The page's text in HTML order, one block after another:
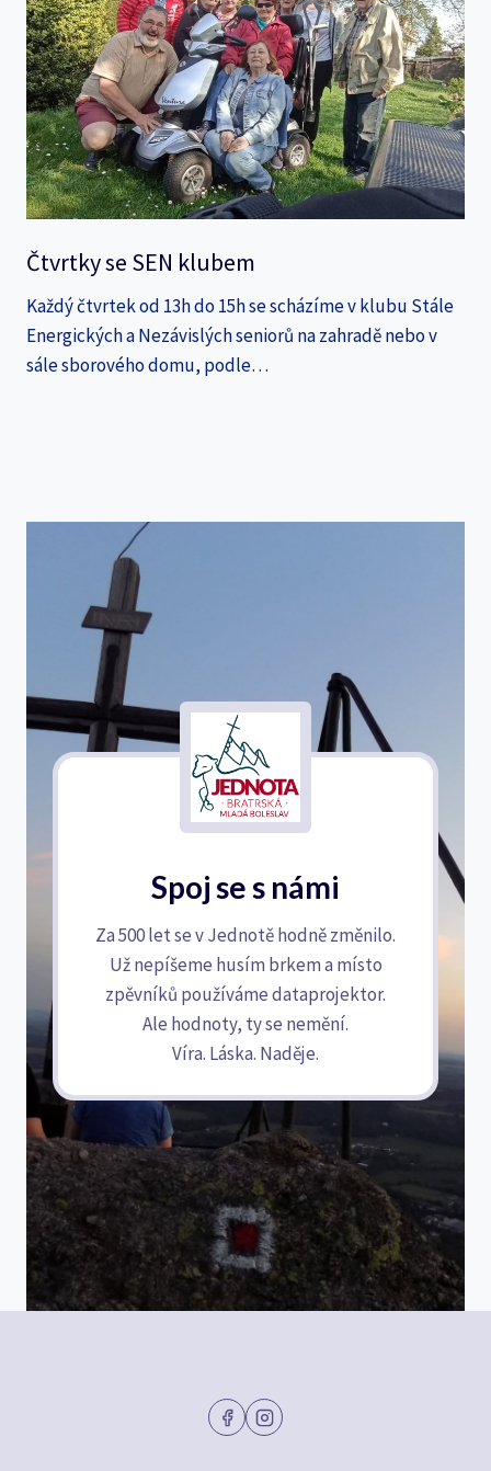
Čtvrtky se SEN klubem
Každý čtvrtek od 13h do 15h se scházíme v klubu Stále
Energických a Nezávislých seniorů na zahradě nebo v
sále sborového domu, podle…
Spoj se s námi
Za 500 let se v Jednotě hodně změnilo.
Už nepíšeme husím brkem a místo
zpěvníků používáme dataprojektor.
Ale hodnoty, ty se nemění.
Víra. Láska. Naděje.